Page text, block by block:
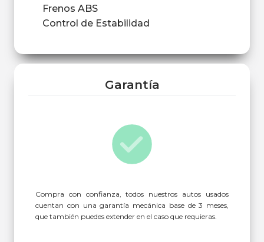
Frenos ABS
Control de Estabilidad
Garantía
Compra con confianza, todos nuestros autos usados
cuentan con una garantía mecánica base de 3 meses,
que también puedes extender en el caso que requieras.